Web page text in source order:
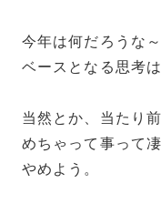
今年は何だろうな
ベースとなる思考
当然とか、当たり
めちゃって事って
やめよう。